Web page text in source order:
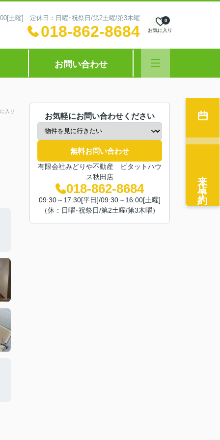
土曜] 定休日：日曜･祝祭日/第2土曜/第3木曜
018-862-8684 お気に入り
0
お問い合わせ
入り
お気軽にお問い合わせください
無料お問い合わせ
有限会社みどりや不動産 ピタットハウ
ス秋田店
018-862-8684
09:30～17:30[平日]/09:30～16:00[土曜]
（休：日曜･祝祭日/第2土曜/第3木曜）
来店予約